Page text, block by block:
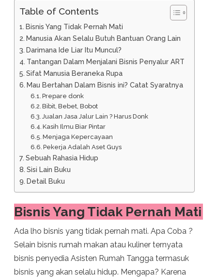
Table of Contents
Bisnis Yang Tidak Pernah Mati
Manusia Akan Selalu Butuh Bantuan Orang Lain
Darimana Ide Liar Itu Muncul?
Tantangan Dalam Menjalani Bisnis Penyalur ART
Sifat Manusia Beraneka Rupa
Mau Bertahan Dalam Bisnis ini? Catat Syaratnya
Prepare donk
Bibit, Bebet, Bobot
Jualan Jasa Jalur Lain ? Harus Donk
Kasih Ilmu Biar Pintar
Menjaga Kepercayaan
Pekerja Adalah Aset Guys
Sebuah Rahasia Hidup
Sisi Lain Buku
Detail Buku
Bisnis Yang Tidak Pernah Mati
Ada lho bisnis yang tidak pernah mati. Apa Coba ?
Selain bisnis rumah makan atau kuliner ternyata
bisnis penyedia Asisten Rumah Tangga termasuk
bisnis yang akan selalu hidup. Mengapa? Karena